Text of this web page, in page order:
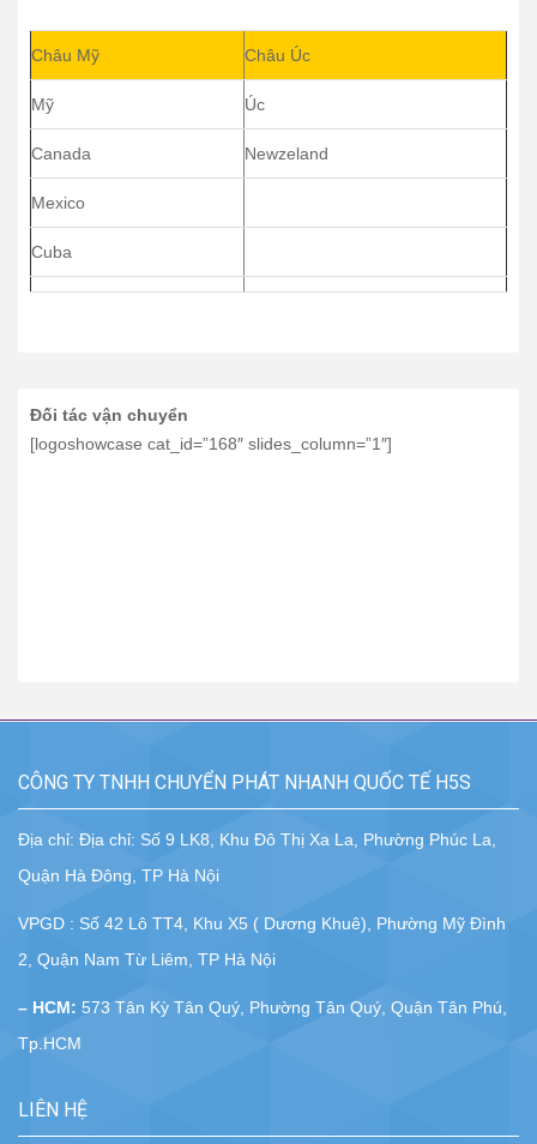
Châu Mỹ Châu Úc
Mỹ Úc
Canada Newzeland
Mexico
Cuba
Đối tác vận chuyển
[logoshowcase cat_id=”168″ slides_column=”1″]
CÔNG TY TNHH CHUYỂN PHÁT NHANH QUỐC TẾ H5S
Địa chỉ: Địa chỉ: Số 9 LK8, Khu Đô Thị Xa La, Phường Phúc La,
Quận Hà Đông, TP Hà Nội
VPGD : Số 42 Lô TT4, Khu X5 ( Dương Khuê), Phường Mỹ Đình
2, Quận Nam Từ Liêm, TP Hà Nội
– HCM: 573 Tân Kỳ Tân Quý, Phường Tân Quý, Quận Tân Phú,
Tp.HCM
LIÊN HỆ